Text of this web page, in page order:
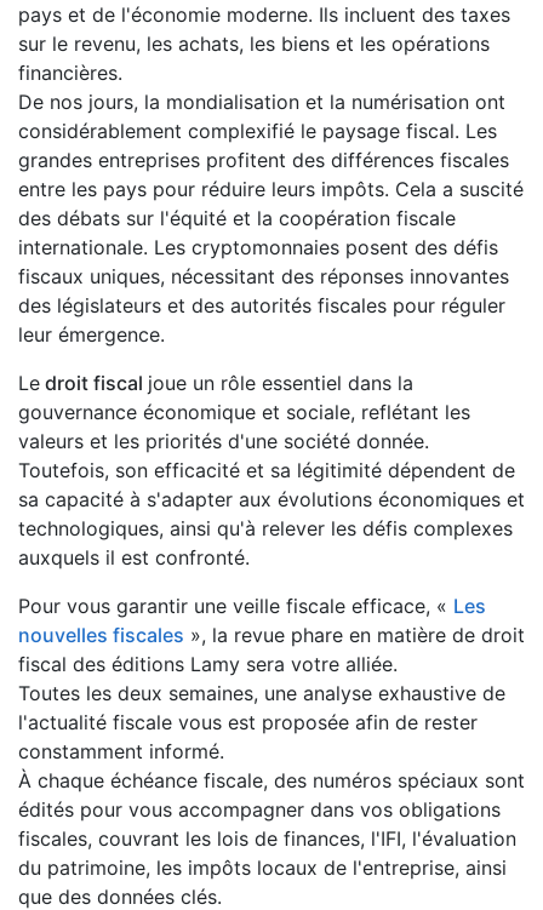
pays et de l'économie moderne. Ils incluent des taxes
sur le revenu, les achats, les biens et les opérations
financières.
De nos jours, la mondialisation et la numérisation ont
considérablement complexifié le paysage fiscal. Les
grandes entreprises profitent des différences fiscales
entre les pays pour réduire leurs impôts. Cela a suscité
des débats sur l'équité et la coopération fiscale
internationale. Les cryptomonnaies posent des défis
fiscaux uniques, nécessitant des réponses innovantes
des législateurs et des autorités fiscales pour réguler
leur émergence.
Le droit fiscal joue un rôle essentiel dans la
gouvernance économique et sociale, reflétant les
valeurs et les priorités d'une société donnée.
Toutefois, son efficacité et sa légitimité dépendent de
sa capacité à s'adapter aux évolutions économiques et
technologiques, ainsi qu'à relever les défis complexes
auxquels il est confronté.
Pour vous garantir une veille fiscale efficace, « Les
nouvelles fiscales », la revue phare en matière de droit
fiscal des éditions Lamy sera votre alliée.
Toutes les deux semaines, une analyse exhaustive de
l'actualité fiscale vous est proposée afin de rester
constamment informé.
À chaque échéance fiscale, des numéros spéciaux sont
édités pour vous accompagner dans vos obligations
fiscales, couvrant les lois de finances, l'IFI, l'évaluation
du patrimoine, les impôts locaux de l'entreprise, ainsi
que des données clés.